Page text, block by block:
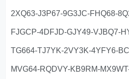
2XQ63-J3P67-9G3JC-FHQ68-
FJGCP-4DFJD-GJY49-VJBQ7-
TG664-TJ7YK-2VY3K-4YFY6-
MVG64-RQDVY-KB9RM-